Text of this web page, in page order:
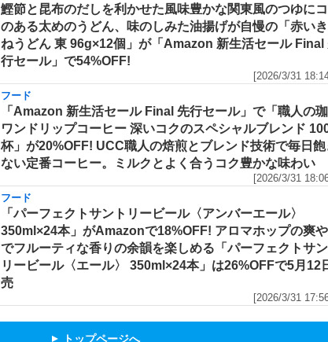
鰹節と昆布のだしを利かせた風味豊かな関東風のつゆに
のある太めのうどん、味のしみた油揚げが自慢の「赤い
ねうどん 東 96g×12個」が「Amazon 新生活セール Final
行セール」で54%OFF!
[2026/3/31
フード
「Amazon 新生活セール Final 先行セール」で「職人の
ワンドリップコーヒー 深いコクのスペシャルブレンド
杯」が20%OFF! UCC職人の焙煎とブレンド技術で毎日飽
ない定番コーヒー。ミルクとよく合うコク豊かな味わい
[2026/3/31
フード
「パーフェクトサントリービール〈アンバーエール〉
350ml×24本」がAmazonで18%OFF! アロマホップの爽
でフルーティな香りの余韻を楽しめる「パーフェクトサン
リービール〈エール〉 350ml×24本」は26%OFFで5月12
売
[2026/3/31
▲ トップページへ